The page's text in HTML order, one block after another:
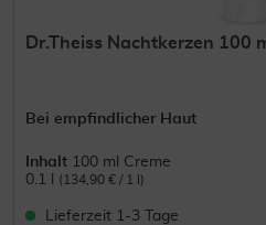
Dr.Theiss Nachtkerzen 100
Bei empfindlicher Haut
Inhalt 100 ml Creme
0.1 l
(134,90 € / 1 l)
Lieferzeit 1-3 Tage